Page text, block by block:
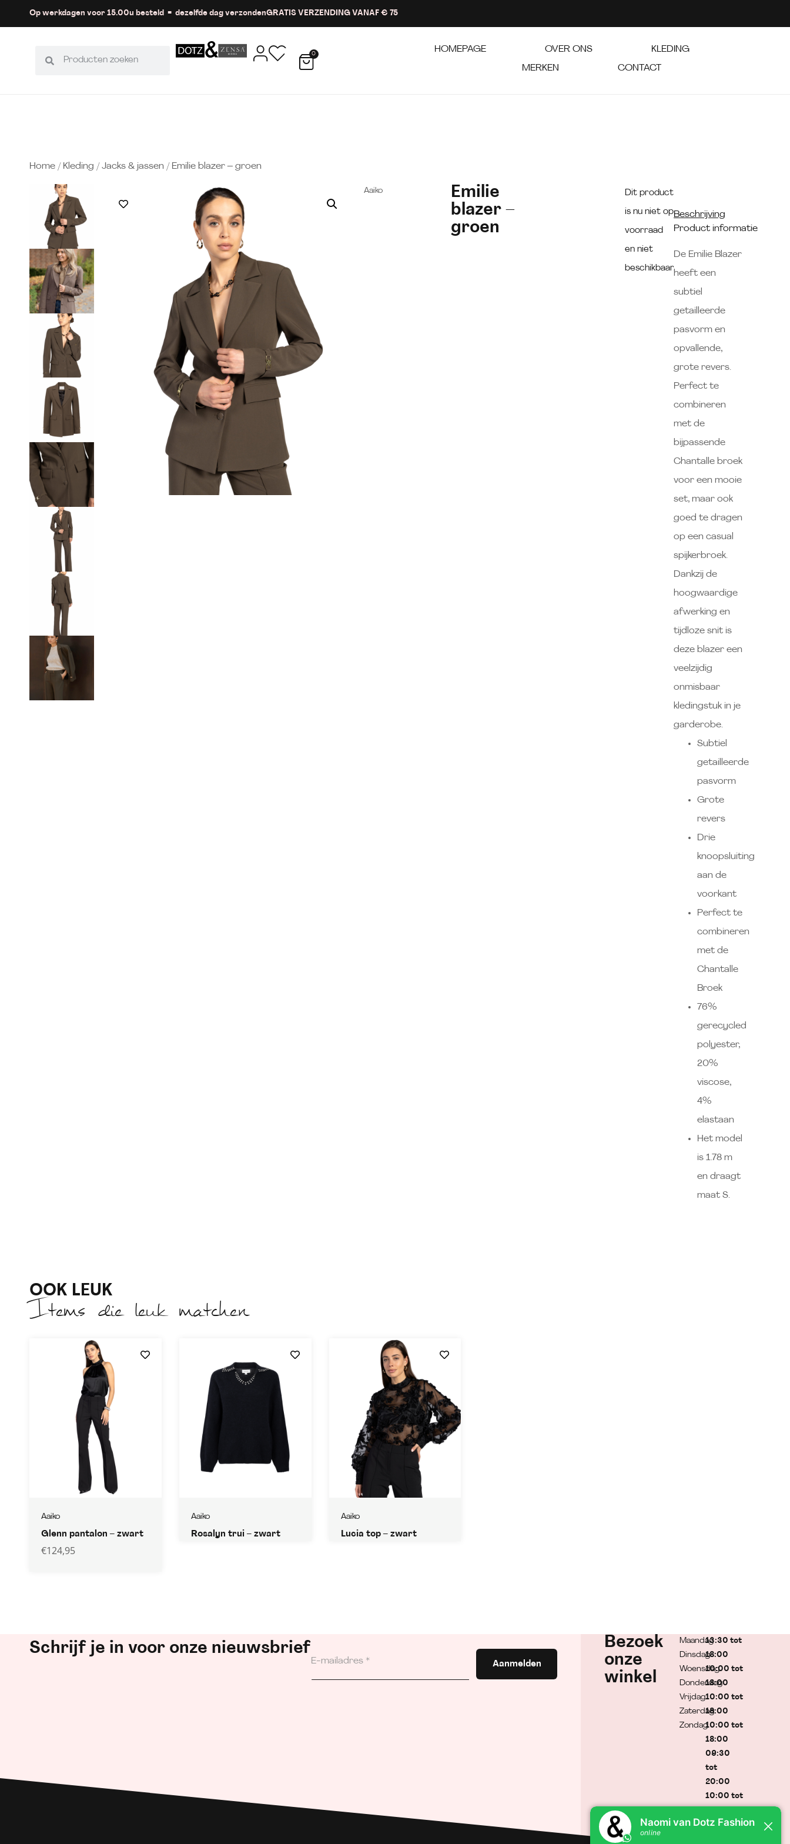
Op werkdagen voor 15.00u besteld = dezelfde dag verzondenGRATIS VERZENDING VANAF € 75
0 HOMEPAGE OVER ONS
KLEDING
MERKEN
CONTACT
Home / Kleding / Jacks & jassen / Emilie blazer – groen
Aaiko
Emilie
blazer –
groen
Dit product
is nu niet op
voorraad
en niet
beschikbaar.
Beschrijving
Product informatie
De Emilie Blazer
heeft een
subtiel
getailleerde
pasvorm en
opvallende,
grote revers.
Perfect te
combineren
met de
bijpassende
Chantalle broek
voor een mooie
set, maar ook
goed te dragen
op een casual
spijkerbroek.
Dankzij de
hoogwaardige
afwerking en
tijdloze snit is
deze blazer een
veelzijdig
onmisbaar
kledingstuk in je
garderobe.
Subtiel
getailleerde
pasvorm
Grote
revers
Drie
knoopsluiting
aan de
voorkant
Perfect te
combineren
met de
Chantalle
Broek
76%
gerecycled
polyester,
20%
viscose,
4%
elastaan
Het model
is 1.78 m
en draagt
maat S.
OOK LEUK
Items die leuk matchen
Aaiko
Glenn pantalon – zwart
€124,95
Aaiko
Rosalyn trui – zwart
Aaiko
Lucia top – zwart
Schrijf je in voor onze nieuwsbrief
Aanmelden
Bezoek
onze
winkel
Maandag
Dinsdag
Woensdag
Donderdag
Vrijdag
Zaterdag
Zondag
13:30 tot
18:00
10:00 tot
18:00
10:00 tot
18:00
10:00 tot
18:00
09:30
tot
20:00
10:00 tot
Gesloten